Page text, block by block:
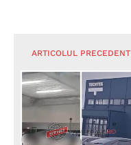
ARTICOLUL PRECEDENT